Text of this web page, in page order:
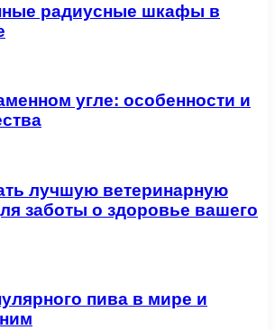
радиусные шкафы в
угле: особенности и
лучшую ветеринарную
заботы о здоровье вашего
пива в мире и